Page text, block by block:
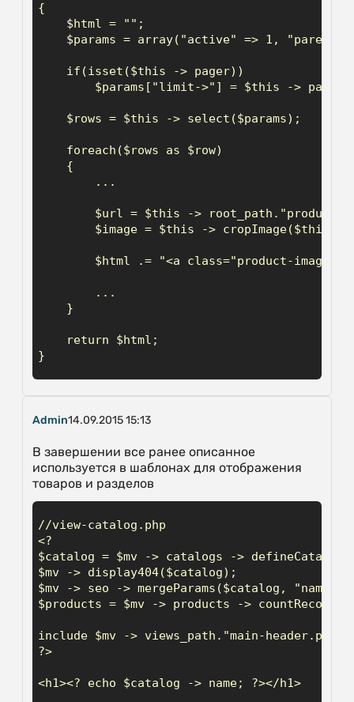
{
    $html = "";
$params = array("active" => 1, "parent"
    if(isset($this -> pager))
$params["limit->"] = $this -> pager
    $rows = $this -> select($params);
    foreach($rows as $row)
    {
        ...
$url = $this -> root_path."product/
$image = $this -> cropImage($this -
$html .= "<a class="product-image"
        ...
    }
    return $html;
}
Admin14.09.2015 15:13
В завершении все ранее описанное
используется в шаблонах для отображения
товаров и разделов
//view-catalog.php
<?
$catalog = $mv -> catalogs ->
$mv -> display404($catalog);
$mv -> seo -> mergeParams($catalog, "name");
$products = $mv -> products ->
include $mv -> views_path."main-header.php";
?>
<h1><? echo $catalog -> name; ?></h1>